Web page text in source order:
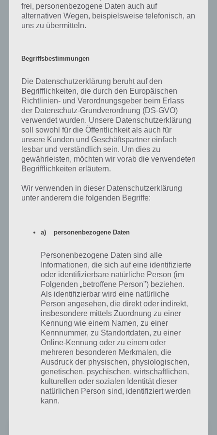
Video:
App herunterladen
Mit einer innovativen Steuerungsmöglichkeit kann Fast like a Fox
schonmal überzeugen. Und auch das Spiel selber macht jede Menge
hat, können schonmal Minuten vergehen, als auch etliche Versuche
Wer Jump and Run Spiele mag, der wird auch mit Fast like a Fox jede
Menge Spaß haben. Die App ist kostenlos zum Download erhältlich,
finanziert sich jedoch über In-App-Käufe. Fast like a Fox ist für
Android, iPhone und iPad erhältlich.
Fast like a Fox für Android im Google Play
Im Google Play Store kommt die App Fast like a Fox auf sehr gute 4,3
Sterne. Vor allem das Tippen auf die Rückseite sehr für erstaunen,
auch wenn es einfach nur das Schütteln des Gerätes ersetzt.
Zur Installation wird Android 4 benötigt. Zum Google Play Store:
frei, personenbezogene Daten auch auf
alternativen Wegen, beispielsweise telefonisch, an
uns zu übermitteln.
Begriffsbestimmungen
Die Datenschutzerklärung beruht auf den
Begrifflichkeiten, die durch den Europäischen
Richtlinien- und Verordnungsgeber beim Erlass
der Datenschutz-Grundverordnung (DS-GVO)
verwendet wurden. Unsere Datenschutzerklärung
soll sowohl für die Öffentlichkeit als auch für
unsere Kunden und Geschäftspartner einfach
lesbar und verständlich sein. Um dies zu
gewährleisten, möchten wir vorab die verwendeten
Begrifflichkeiten erläutern.
Wir verwenden in dieser Datenschutzerklärung
unter anderem die folgenden Begriffe:
a) personenbezogene Daten
Personenbezogene Daten sind alle
Informationen, die sich auf eine identifizierte
oder identifizierbare natürliche Person (im
Folgenden „betroffene Person") beziehen.
Als identifizierbar wird eine natürliche
Person angesehen, die direkt oder indirekt,
insbesondere mittels Zuordnung zu einer
Kennung wie einem Namen, zu einer
Kennnummer, zu Standortdaten, zu einer
Online-Kennung oder zu einem oder
mehreren besonderen Merkmalen, die
Ausdruck der physischen, physiologischen,
genetischen, psychischen, wirtschaftlichen,
kulturellen oder sozialen Identität dieser
natürlichen Person sind, identifiziert werden
kann.